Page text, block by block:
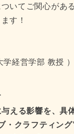
いてご関心があ
す！
経営学部 教授 ）
える影響を、具
・クラフティン